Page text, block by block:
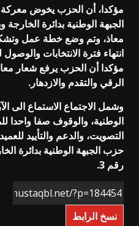
مؤكدا، أن الحزب يخوض
الجبهة الوطنية بدائرة
معاذ، وتم وضع خطة عمل
انتهاء فترة الانتخابات
مؤكدا أن الحزب يرفع شعار
الرقي والتقدم والازدهار.
وشمل الاجتماع الاستماع الى
الوطنية، والوقوف صفا واحدا
التصويت، والدعم والتأييد
حزب الجبهة الوطنية بدائرة
رقم 3.
نسخ الرابط